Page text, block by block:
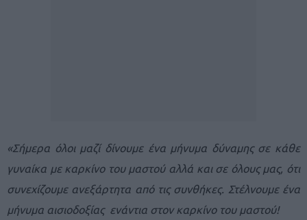
«Σήμερα όλοι μαζί δίνουμε ένα μήνυμα δύναμης σε κάθε
γυναίκα με καρκίνο του μαστού αλλά και σε όλους μας, ότι
συνεχίζουμε ανεξάρτητα από τις συνθήκες. Στέλνουμε ένα
μήνυμα αισιοδοξίας ενάντια στον καρκίνο του μαστού!